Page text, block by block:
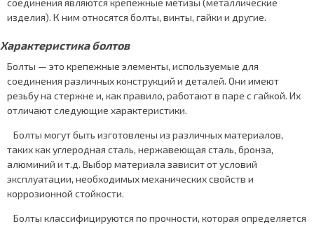
соединения являются крепежные метизы (металлические
изделия). К ним относятся болты, винты, гайки и другие.
Характеристика болтов
Болты — это крепежные элементы, используемые для
соединения различных конструкций и деталей. Они имеют
резьбу на стержне и, как правило, работают в паре с гайкой. Их
отличают следующие характеристики.
Болты могут быть изготовлены из различных материалов,
таких как углеродная сталь, нержавеющая сталь, бронза,
алюминий и т.д. Выбор материала зависит от условий
эксплуатации, необходимых механических свойств и
коррозионной стойкости.
Болты классифицируются по прочности, которая определяется